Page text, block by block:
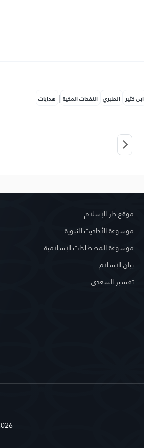
ابن كثير الطبري النفحات المكية | هدايات
موقع دار الإسلام
موسوعة الأحاديث النبوية
موسوعة المصطلحات الإسلامية
بيان الإسلام
تفسير السعدي